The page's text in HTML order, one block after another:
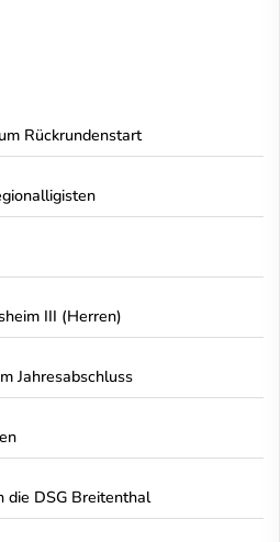
Rückrundenstart
III (Herren)
Jahresabschluss
die DSG Breitenthal